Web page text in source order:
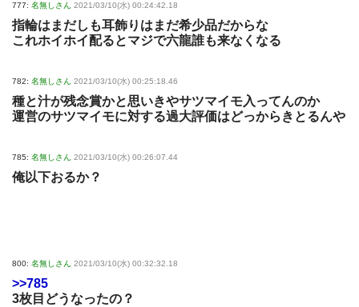
777: 名無しさん 2021/03/10(水) 00:24:42.18
指輪はまだしも耳飾りはまだ希少品だからな
これホイホイ配るとマジで六龍誰も来なくなる
782: 名無しさん 2021/03/10(水) 00:25:18.46
種と汁が残念賞かと思いきやサツマイモ入ってんのか
運営のサツマイモに対する過大評価はどっからきとるんや
785: 名無しさん 2021/03/10(水) 00:26:07.44
俺以下おるか？
800: 名無しさん 2021/03/10(水) 00:32:32.18
>>785
3枚目どうなったの？